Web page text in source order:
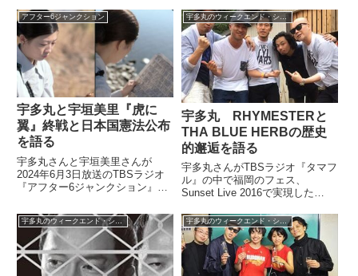
アフター6ジャンクション
宇多丸と宇垣美里『虎に
翼』終戦と日本国憲法公布
を語る
宇多丸さんと宇垣美里さんが
2024年6月3日放送のTBSラジオ
『アフター6ジャンクション』の
までの内容についてトーク。終戦
と日本国憲法公布について、話し
ていました。
宇多丸 RHYMESTERと
THA BLUE HERBの歴史
的邂逅を語る
宇多丸さんがTBSラジオ『タマフ
ル』の中で福岡のフェス、
Sunset Live 2016で実現した
HERBの歴史的邂逅について話し
ていました。（宇多丸）先週、こ
の放送を終えた翌日の日曜日。福
岡県糸島市芥...
宇多丸のウィークエンド・シャッフル 宇多丸のウィークエンド・シャッフル